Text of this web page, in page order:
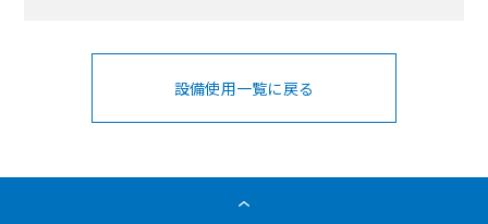
設備使用一覧に戻る